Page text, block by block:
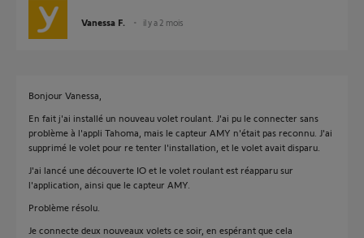
Vanessa F. il y a 2 mois
Bonjour Vanessa,
En fait j'ai installé un nouveau volet roulant. J'ai pu le connecter sans
problème à l'appli Tahoma, mais le capteur AMY n'était pas reconnu. J'ai
supprimé le volet pour re tenter l'installation, et le volet avait disparu.
J'ai lancé une découverte IO et le volet roulant est réapparu sur
l'application, ainsi que le capteur AMY.
Problème résolu.
Je connecte deux nouveaux volets ce soir, en espérant que cela